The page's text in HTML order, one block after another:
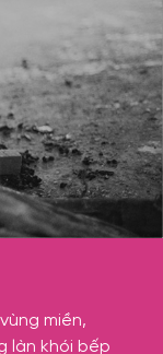
miền,
làn khói bếp